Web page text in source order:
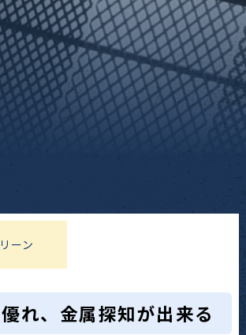
ーン
れ、金属探知が出来る